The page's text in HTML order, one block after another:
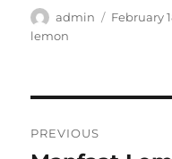
Author
admin
Posted
February
lemon
PREVIOUS